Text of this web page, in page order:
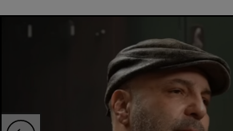
Liga 2
Cupa României
Echipa Națională
U21